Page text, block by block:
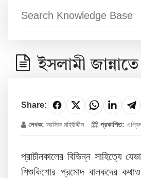
ইসলামী
Share:
লেখক: আসিফ মহিউদ্দীন প্রকাশিত:
প্রাচীনকালের বিভিন্ন সাহিত্যে
শিশুকিশোর প্রমোদ বালকদের